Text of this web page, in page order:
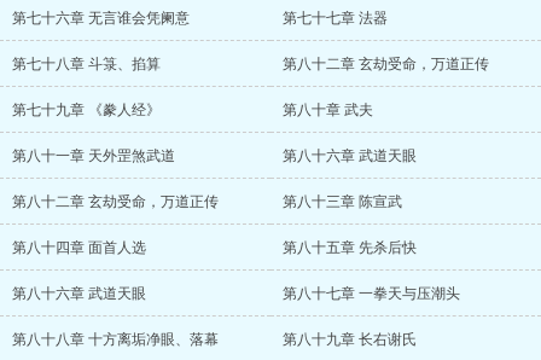
第七十六章 无言谁会凭阑意 第七十七章 法器
第七十八章 斗箓、掐算 第八十二章 玄劫受命，万道正传
第七十九章 《豢人经》 第八十章 武夫
第八十一章 天外罡煞武道 第八十六章 武道天眼
第八十二章 玄劫受命，万道正传 第八十三章 陈宣武
第八十四章 面首人选 第八十五章 先杀后快
第八十六章 武道天眼 第八十七章 一拳天与压潮头
第八十八章 十方离垢净眼、落幕 第八十九章 长右谢氏